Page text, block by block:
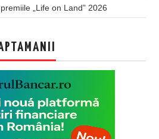
„Life on Land” 2026